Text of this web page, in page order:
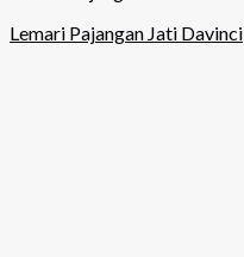
Lemari Pajangan Jati Davinci